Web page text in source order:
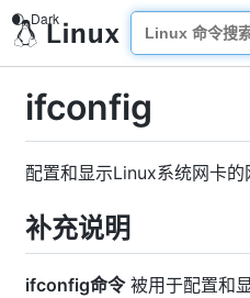
ifconfig
配置和显示Linux系统网卡的
补充说明
ifconfig命令被用于配置和